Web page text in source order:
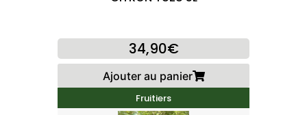
34,90€
Ajouter au panier
Fruitiers